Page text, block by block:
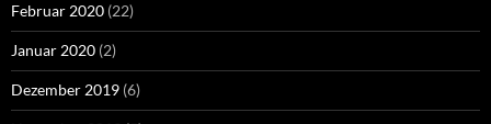
Februar 2020 (22)
Januar 2020 (2)
Dezember 2019 (6)